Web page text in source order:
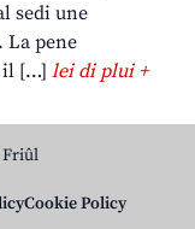
sedi une
La pene
il […] lei di plui +
Friûl
Cookie Policy